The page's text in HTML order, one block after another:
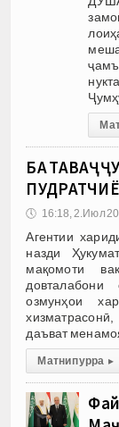
БА
🕔 16:18, 2.Июл
Агентии
назди
мақомоти
озмунҳои
даъват
Матни пурра ▸